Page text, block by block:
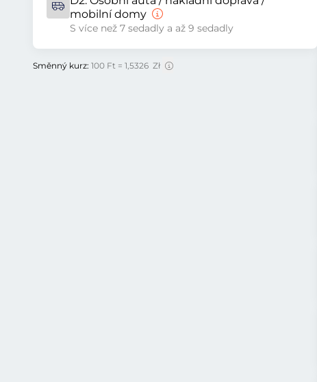
mobilní domy
S více než 7 sedadly a až 9 sedadly
Směnný kurz: 100 Ft = 1,5326 Zł